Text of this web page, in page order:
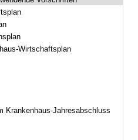
Wirtschaftsplan
Krankenhaus-Jahresabschluss